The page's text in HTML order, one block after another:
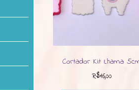
Cortador Kit Lhama
R$16,00